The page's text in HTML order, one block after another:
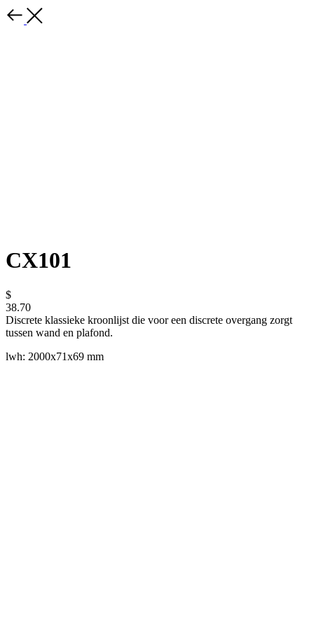
CX101
$
38.70
Discrete klassieke kroonlijst die voor een discrete overgang zorgt
tussen wand en plafond.
lwh: 2000x71x69 mm